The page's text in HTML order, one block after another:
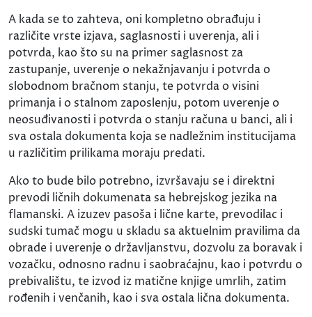
A kada se to zahteva, oni kompletno obrađuju i
različite vrste izjava, saglasnosti i uverenja, ali i
potvrda, kao što su na primer saglasnost za
zastupanje, uverenje o nekažnjavanju i potvrda o
slobodnom bračnom stanju, te potvrda o visini
primanja i o stalnom zaposlenju, potom uverenje o
neosuđivanosti i potvrda o stanju računa u banci, ali i
sva ostala dokumenta koja se nadležnim institucijama
u različitim prilikama moraju predati.
Ako to bude bilo potrebno, izvršavaju se i direktni
prevodi ličnih dokumenata sa hebrejskog jezika na
flamanski. A izuzev pasoša i lične karte, prevodilac i
sudski tumač mogu u skladu sa aktuelnim pravilima da
obrade i uverenje o državljanstvu, dozvolu za boravak i
vozačku, odnosno radnu i saobraćajnu, kao i potvrdu o
prebivalištu, te izvod iz matične knjige umrlih, zatim
rođenih i venčanih, kao i sva ostala lična dokumenta.